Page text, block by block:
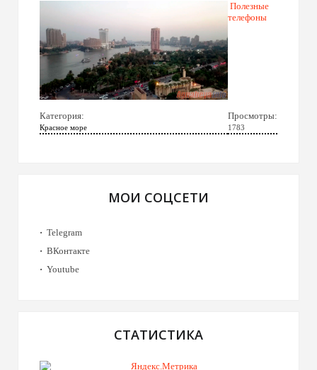
Полезные
телефоны
Категория:
Красное море
Просмотры:
1783
МОИ СОЦСЕТИ
Telegram
ВКонтакте
Youtube
СТАТИСТИКА